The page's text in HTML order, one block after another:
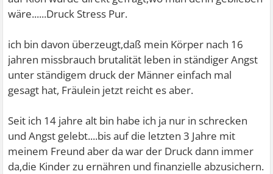
wäre......Druck Stress Pur.
ich bin davon überzeugt,daß mein Körper nach 16
jahren missbrauch brutalität leben in ständiger Angst
unter ständigem druck der Männer einfach mal
gesagt hat, Fräulein jetzt reicht es aber.
Seit ich 14 jahre alt bin habe ich ja nur in schrecken
und Angst gelebt....bis auf die letzten 3 Jahre mit
meinem Freund aber da war der Druck dann immer
da,die Kinder zu ernähren und finanzielle abzusichern.